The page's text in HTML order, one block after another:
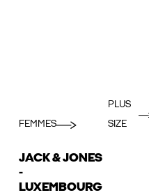
FEMMES
PLUS
SIZE
JACK & JONES
-
LUXEMBOURG